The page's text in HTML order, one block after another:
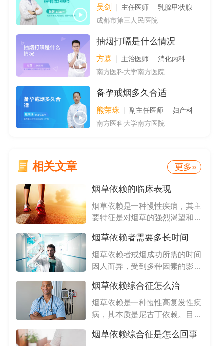
吴剑 主任医师
乳腺甲状腺
成都市第三人民医院
抽烟打嗝是什么情况
方霖 主治医师
消化内科
南方医科大学南方医院
备孕戒烟多久合适
熊荣珠 副主任医师
妇产科
南方医科大学南方医院
相关文章 更多»
烟草依赖的临床表现
烟草依赖是一种慢性疾病，其主
要特征是对烟草的强烈渴望和无
烟草依赖者需要多长时间才能戒烟成功
烟草依赖者戒烟成功所需的时间
因人而异，受到多种因素的影
烟草依赖综合征怎么治
烟草依赖是一种慢性高复发性疾
病，其本质是尼古丁依赖。目
烟草依赖综合征是怎么回事